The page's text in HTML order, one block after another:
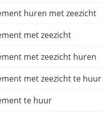
huren met zeezicht
met zeezicht
met zeezicht huren
met zeezicht te huur
te huur